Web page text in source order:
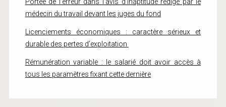
Portée de l’erreur dans l’avis d’inaptitude rédigé par le
médecin du travail devant les juges du fond
Licenciements économiques : caractère sérieux et
durable des pertes d’exploitation
Rémunération variable : le salarié doit avoir accès à
tous les paramètres fixant cette dernière